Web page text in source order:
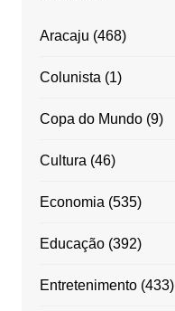
Aracaju (468)
Colunista (1)
Copa do Mundo(9)
Cultura (46)
Economia (535)
Educação(392)
Entretenimento(433)